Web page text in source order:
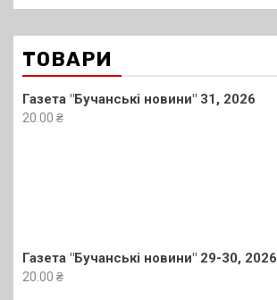
ТОВАРИ
Газета "Бучанські новини" 31, 2026
20.00 ₴
Газета "Бучанські новини" 29-30, 2026
20.00 ₴